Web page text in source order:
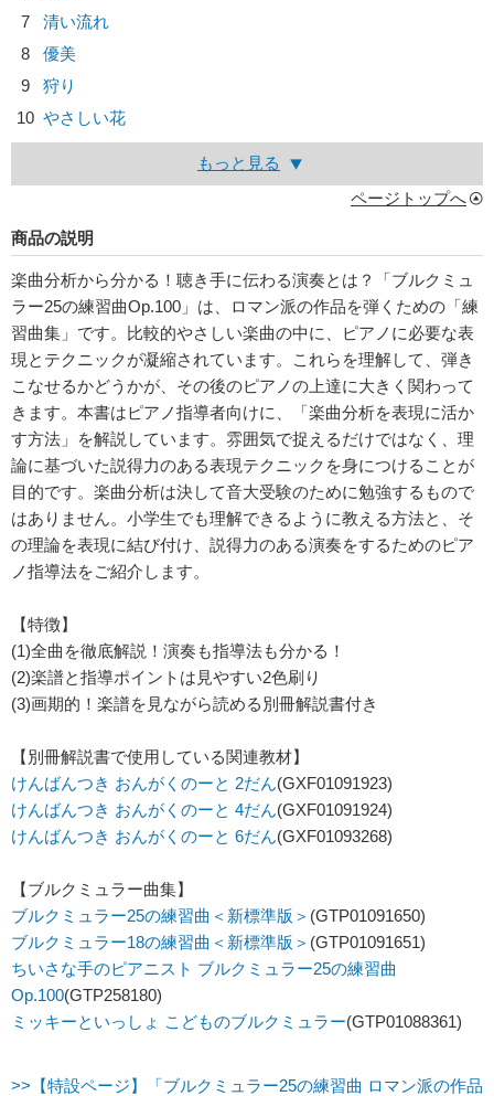
7
清い流れ
8
優美
9
狩り
10 やさしい花
もっと見る
ページトップへ
商品の説明
楽曲分析から分かる！聴き手に伝わる演奏とは？「ブルクミュ
ラー25の練習曲Op.100」は、ロマン派の作品を弾くための「練
習曲集」です。比較的やさしい楽曲の中に、ピアノに必要な表
現とテクニックが凝縮されています。これらを理解して、弾き
こなせるかどうかが、その後のピアノの上達に大きく関わって
きます。本書はピアノ指導者向けに、「楽曲分析を表現に活か
す方法」を解説しています。雰囲気で捉えるだけではなく、理
論に基づいた説得力のある表現テクニックを身につけることが
目的です。楽曲分析は決して音大受験のために勉強するもので
はありません。小学生でも理解できるように教える方法と、そ
の理論を表現に結び付け、説得力のある演奏をするためのピア
ノ指導法をご紹介します。
【特徴】
(1)全曲を徹底解説！演奏も指導法も分かる！
(2)楽譜と指導ポイントは見やすい2色刷り
(3)画期的！楽譜を見ながら読める別冊解説書付き
【別冊解説書で使用している関連教材】
けんばんつき おんがくのーと 2だん(GXF01091923)
けんばんつき おんがくのーと 4だん(GXF01091924)
けんばんつき おんがくのーと 6だん(GXF01093268)
【ブルクミュラー曲集】
ブルクミュラー25の練習曲＜新標準版＞ (GTP01091650)
ブルクミュラー18の練習曲＜新標準版＞ (GTP01091651)
ちいさな手のピアニスト ブルクミュラー25の練習曲
Op.100(GTP258180)
ミッキーといっしょ こどものブルクミュラー(GTP01088361)
>>【特設ページ】「ブルクミュラー25の練習曲 ロマン派の作品